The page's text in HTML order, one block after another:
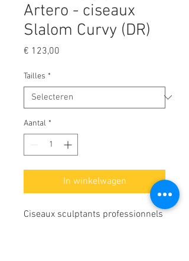
Artero - ciseaux
Slalom Curvy (DR)
€ 123,00
Tailles *
Aantal *
In winkelwagen
Ciseaux sculptants professionnels